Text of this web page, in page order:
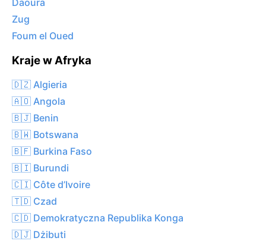
Daoura
Zug
Foum el Oued
Kraje w Afryka
🇩🇿 Algieria
🇦🇴 Angola
🇧🇯 Benin
🇧🇼 Botswana
🇧🇫 Burkina Faso
🇧🇮 Burundi
🇨🇮 Côte d’Ivoire
🇹🇩 Czad
🇨🇩 Demokratyczna Republika Konga
🇩🇯 Dżibuti